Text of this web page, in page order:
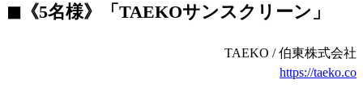
◼︎《5名様》「TAEKOサンスクリーン」
TAEKO / 伯東株式会社
https://taeko.co